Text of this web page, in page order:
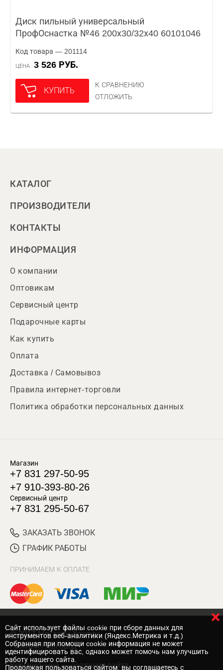
Диск пильный универсальный
ПрофОснастка №46 200х30/32х40 60101046
Код товара — 201114
ЦЕНА 3 526 РУБ.
КУПИТЬ
К СРАВНЕНИЮ
ОТЛОЖИТЬ
КАТАЛОГ
ПРОИЗВОДИТЕЛИ
КОНТАКТЫ
ИНФОРМАЦИЯ
О компании
Оптовикам
Сервисный центр
Подарочные карты
Как купить
Оплата
Доставка / Самовывоз
Правила интернет-торговли
Политика обработки персональных данных
Магазин
+7 831 297-50-95
+7 910-393-80-26
Сервисный центр
+7 831 295-50-67
ЗАКАЗАТЬ ЗВОНОК
ГРАФИК РАБОТЫ
ПРИНИМАЕМ К ОПЛАТЕ
© 2017 Магазин Хозяин
Нижний Новгород
Вебмеханика — создание сайта
Cайт использует файлы cookie при сборе данных для
инструментов веб-аналитики (Яндекс.Метрика и т.д.)
Собранная при помощи cookie информация не может
идентифицировать вас, однако может помочь нам улучшить
работу нашего сайта.
Продолжая пользоваться сайтом, вы соглашаетесь с